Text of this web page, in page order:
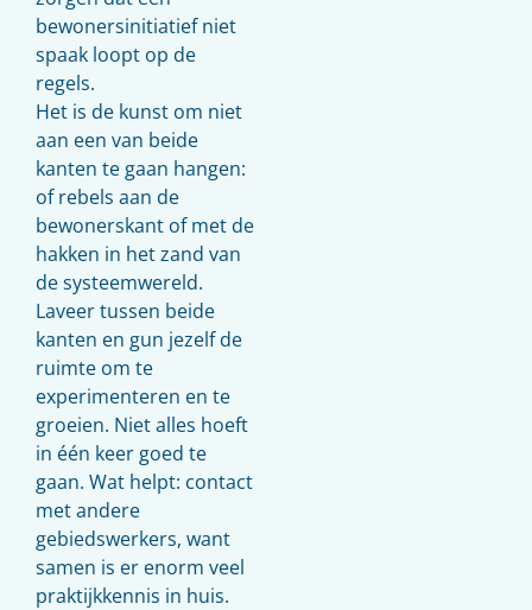
bewonersinitiatief niet
spaak loopt op de
regels.
Het is de kunst om niet
aan een van beide
kanten te gaan hangen:
of rebels aan de
bewonerskant of met de
hakken in het zand van
de systeemwereld.
Laveer tussen beide
kanten en gun jezelf de
ruimte om te
experimenteren en te
groeien. Niet alles hoeft
in één keer goed te
gaan. Wat helpt: contact
met andere
gebiedswerkers, want
samen is er enorm veel
praktijkkennis in huis.